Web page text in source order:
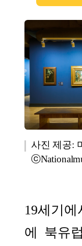
사진 제공:
19세기에
에 북유